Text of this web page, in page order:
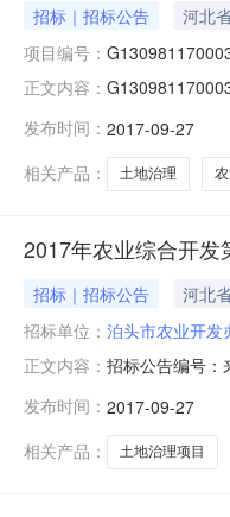
招标｜招标公告 河北
项目编号：
正文内容：
2017年农业综
容计划施
发布时间： 2017-09-27
相关产品：
土地治理
2017年农业综合开
招标｜招标公告 河北
招标单位： 泊头市农业开发
正文内容： 招标公告编号：
业/农业所属地
一、
发布时间： 2017-09-27
相关产品：
土地治理项目